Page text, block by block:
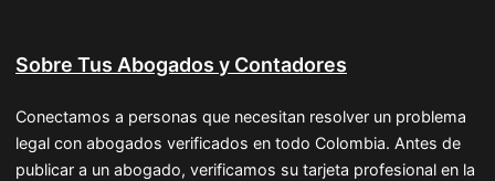
Sobre Tus Abogados y Contadores
Conectamos a personas que necesitan resolver un problema
legal con abogados verificados en todo Colombia. Antes de
publicar a un abogado, verificamos su tarjeta profesional en la